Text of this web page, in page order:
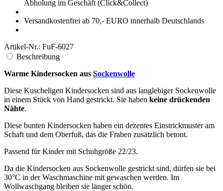
Abholung im Geschäft (Click&Collect)
Versandkostenfrei ab 70,- EURO innerhalb Deutschlands
Artikel-Nr.: FuF-6027
Beschreibung
Warme Kindersocken aus Sockenwolle
Diese Kuscheligen Kindersocken sind aus langlebiger Sockenwolle
in einem Stück von Hand gestrickt. Sie haben keine drückenden
Nähte.
Diese bunten Kindersocken haben ein dezentes Einstrickmuster am
Schaft und dem Oberfuß, das die Fraben zusätzlich betont.
Passend für Kinder mit Schuhgröße 22/23.
Da die Kindersocken aus Sockenwolle gestrickt sind, dürfen sie bei
30°C in der Waschmaschine mit gewaschen werden. Im
Wollwaschgang bleiben sie länger schön.